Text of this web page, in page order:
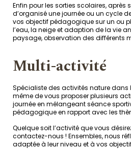
Enfin pour les sorties scolaires, après
d’organisé une journée ou un cycle
vos objectif pédagogique sur un ou
l’eau, la neige et adaption de la vie
paysage, observation des différents
Multi-activité
Spécialiste des activités nature dans
même de vous proposer plusieurs
journée en mélangeant séance
pédagogique en rapport avec les
Quelque soit l’activité que vous
contactez-nous ! Ensembles, nous
adaptée à leur niveau et à vos